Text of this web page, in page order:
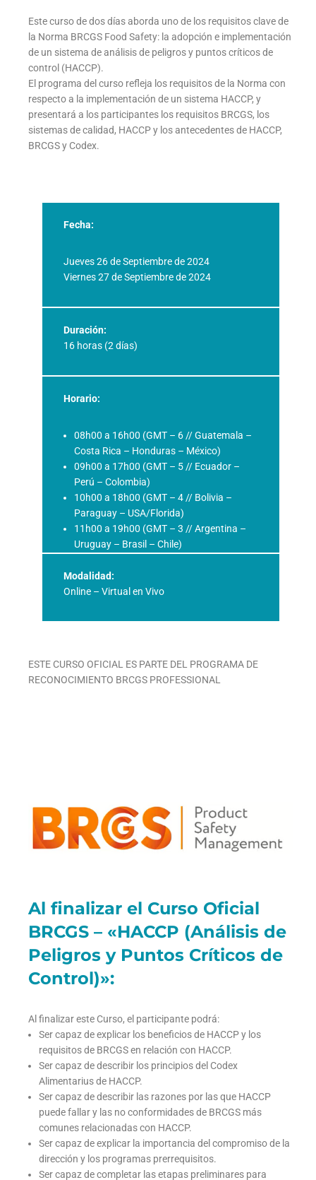
Este curso de dos días aborda uno de los requisitos clave de
la Norma BRCGS Food Safety: la adopción e implementación
de un sistema de análisis de peligros y puntos críticos de
control (HACCP).
El programa del curso refleja los requisitos de la Norma con
respecto a la implementación de un sistema HACCP, y
presentará a los participantes los requisitos BRCGS, los
sistemas de calidad, HACCP y los antecedentes de HACCP,
BRCGS y Codex.
Fecha:
Jueves 26 de Septiembre de 2024
Viernes 27 de Septiembre de 2024
Duración:
16 horas (2 días)
Horario:
08h00 a 16h00 (GMT – 6 // Guatemala –
Costa Rica – Honduras – México)
09h00 a 17h00 (GMT – 5 // Ecuador –
Perú – Colombia)
10h00 a 18h00 (GMT – 4 // Bolivia –
Paraguay – USA/Florida)
11h00 a 19h00 (GMT – 3 // Argentina –
Uruguay – Brasil – Chile)
Modalidad:
Online – Virtual en Vivo
ESTE CURSO OFICIAL ES PARTE DEL PROGRAMA DE
RECONOCIMIENTO BRCGS PROFESSIONAL
Al finalizar el Curso Oficial
BRCGS – «HACCP (Análisis de
Peligros y Puntos Críticos de
Control)»:
Al finalizar este Curso, el participante podrá:
Ser capaz de explicar los beneficios de HACCP y los
requisitos de BRCGS en relación con HACCP.
Ser capaz de describir los principios del Codex
Alimentarius de HACCP.
Ser capaz de describir las razones por las que HACCP
puede fallar y las no conformidades de BRCGS más
comunes relacionadas con HACCP.
Ser capaz de explicar la importancia del compromiso de la
dirección y los programas prerrequisitos.
Ser capaz de completar las etapas preliminares para